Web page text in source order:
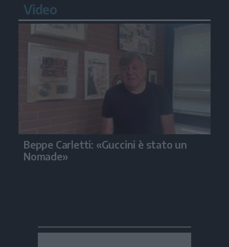
Video
Beppe Carletti: «Guccini è stato un
Nomade»